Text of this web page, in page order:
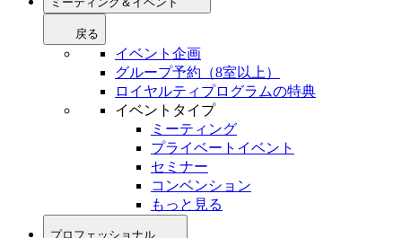
戻る
イベント企画
グループ予約（8室以上）
ロイヤルティプログラムの特典
イベントタイプ
ミーティング
プライベートイベント
セミナー
コンベンション
もっと見る
プロフェッショナル